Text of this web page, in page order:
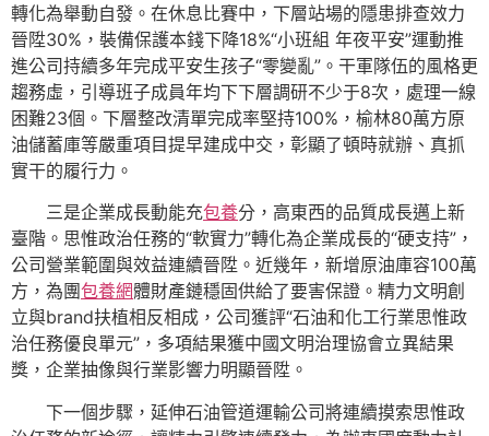
轉化為舉動自發。在休息比賽中，下層站場的隱患排查效力
晉陞30%，裝備保護本錢下降18%“小班組 年夜平安”運動推
進公司持續多年完成平安生孩子“零變亂”。干軍隊伍的風格更
趨務虛，引導班子成員年均下下層調研不少于8次，處理一線
困難23個。下層整改清單完成率堅持100%，榆林80萬方原
油儲蓄庫等嚴重項目提早建成中交，彰顯了頓時就辦、真抓
實干的履行力。
三是企業成長動能充包養分，高東西的品質成長邁上新
臺階。思惟政治任務的“軟實力”轉化為企業成長的“硬支持”，
公司營業範圍與效益連續晉陞。近幾年，新增原油庫容100萬
方，為團包養網體財產鏈穩固供給了要害保證。精力文明創
立與brand扶植相反相成，公司獲評“石油和化工行業思惟政
治任務優良單元”，多項結果獲中國文明治理協會立異結果
獎，企業抽像與行業影響力明顯晉陞。
下一個步驟，延伸石油管道運輸公司將連續摸索思惟政